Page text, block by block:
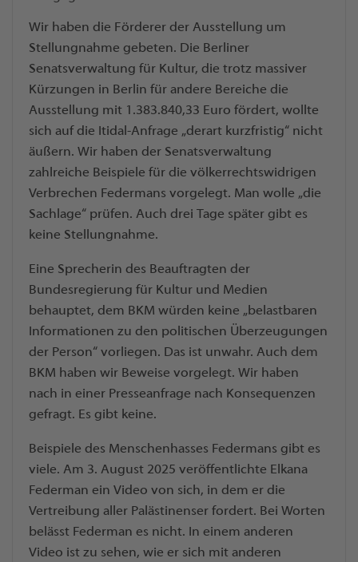
Wir haben die Förderer der Ausstellung um
Stellungnahme gebeten. Die Berliner
Senatsverwaltung für Kultur, die trotz massiver
Kürzungen in Berlin für andere Bereiche die
Ausstellung mit 1.383.840,33 Euro fördert, wollte
sich auf die Itidal-Anfrage „derart kurzfristig“ nicht
äußern. Wir haben der Senatsverwaltung
zahlreiche Beispiele für die völkerrechtswidrigen
Verbrechen Federmans vorgelegt. Man wolle „die
Sachlage“ prüfen. Auch drei Tage später gibt es
keine Stellungnahme.
Eine Sprecherin des Beauftragten der
Bundesregierung für Kultur und Medien
behauptet, dem BKM würden keine „belastbaren
Informationen zu den politischen Überzeugungen
der Person“ vorliegen. Das ist unwahr. Auch dem
BKM haben wir Beweise vorgelegt. Wir haben
nach in einer Presseanfrage nach Konsequenzen
gefragt. Es gibt keine.
Beispiele des Menschenhasses Federmans gibt es
viele. Am 3. August 2025 veröffentlichte Elkana
Federman ein Video von sich, in dem er die
Vertreibung aller Palästinenser fordert. Bei Worten
belässt Federman es nicht. In einem anderen
Video ist zu sehen, wie er sich mit anderen